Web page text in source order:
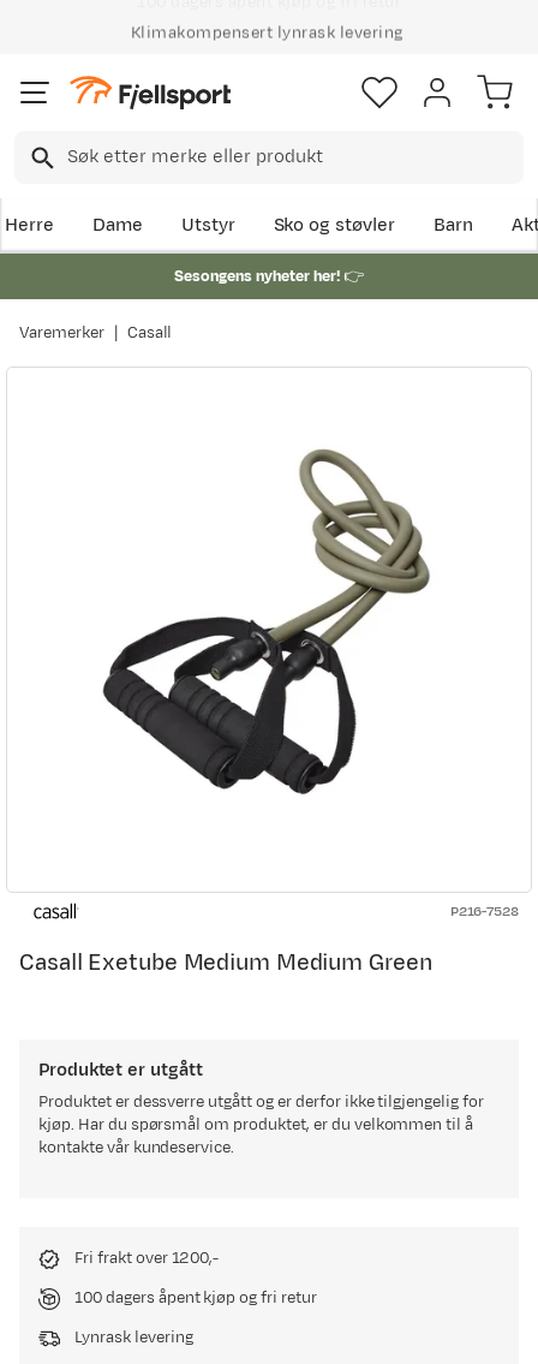
Klimakompensert lynrask levering
Herre Dame Utstyr Sko og støvler Barn
Sesongens nyheter her!👉
Varemerker Casall
P216-7528
Casall Exetube Medium Medium Green
Produktet er utgått
Produktet er dessverre utgått og er derfor ikke tilgjengelig for
kjøp. Har du spørsmål om produktet, er du velkommen til å
kontakte vår kundeservice.
Fri frakt over 1200,-
100 dagers åpent kjøp og fri retur
Lynrask levering